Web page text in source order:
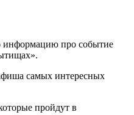
информацию про событие
самых интересных
пройдут в